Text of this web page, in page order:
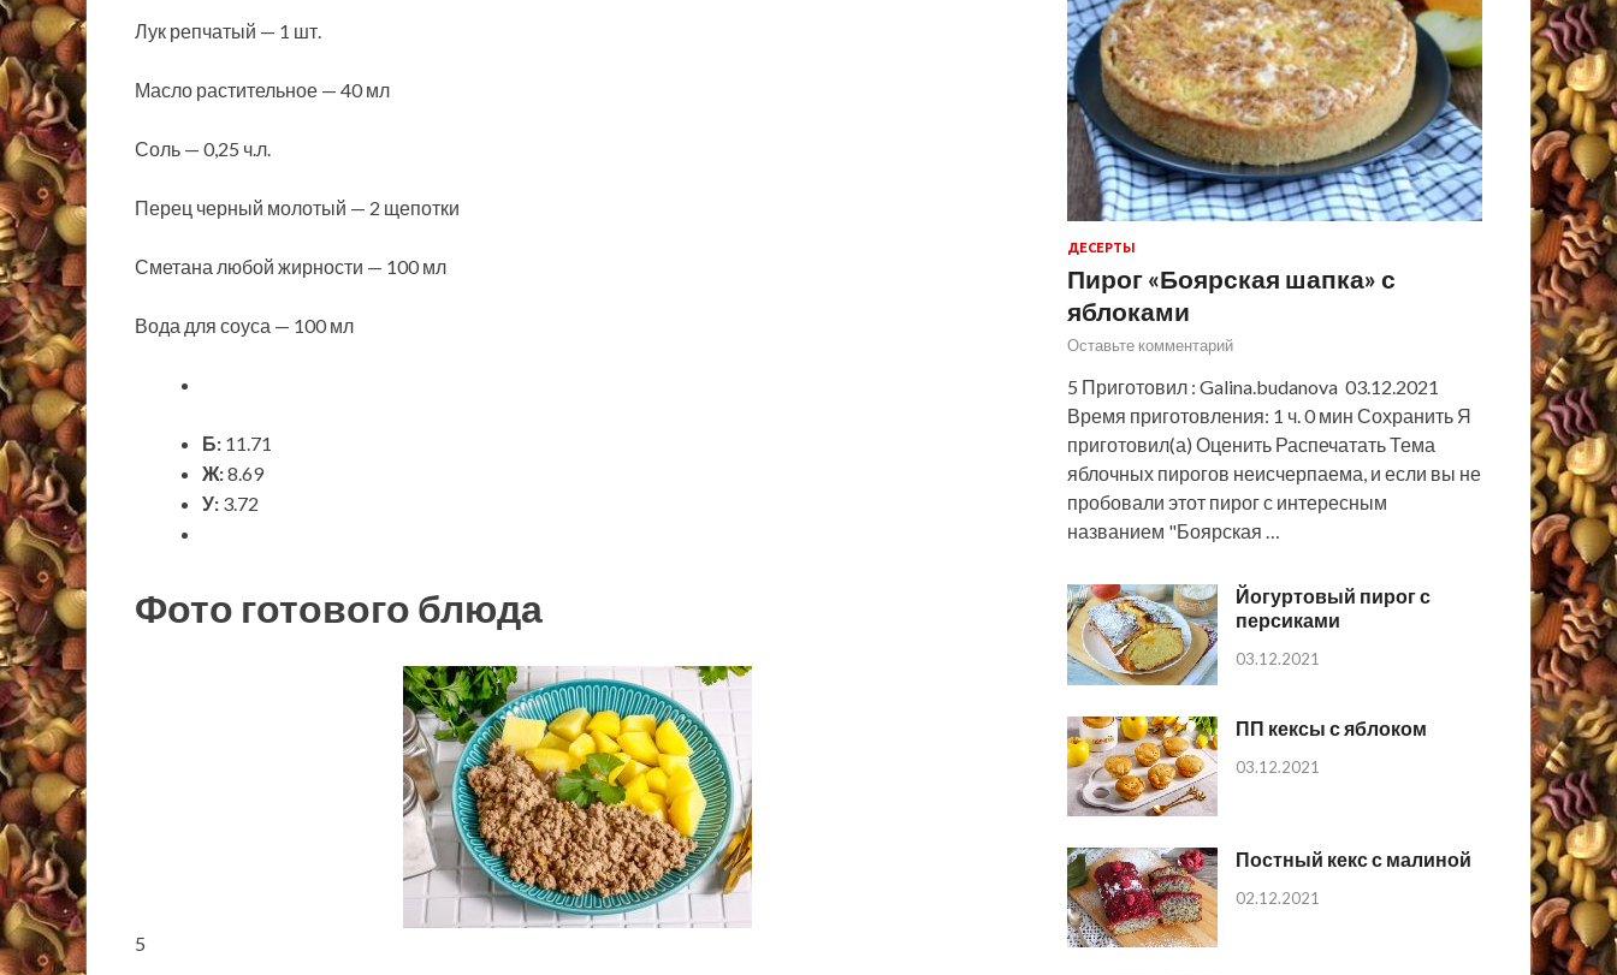
Лук репчатый — 1 шт.
Масло растительное — 40 мл
Соль — 0,25 ч.л.
Перец черный молотый — 2 щепотки
Сметана любой жирности — 100 мл
Вода для соуса — 100 мл
Б: 11.71
Ж:8.69
У: 3.72
Фото готового блюда
5
ДЕСЕРТЫ
Пирог «Боярская шапка» с
яблоками
Оставьте комментарий
5 Приготовил : Galina.budanova 03.12.2021
Время приготовления: 1 ч. 0 мин Сохранить Я
приготовил(а) Оценить Распечатать Тема
яблочных пирогов неисчерпаема, и если вы не
пробовали этот пирог с интересным
названием "Боярская …
Йогуртовый пирог с
персиками
03.12.2021
ПП кексы с яблоком
03.12.2021
Постный кекс с малиной
02.12.2021